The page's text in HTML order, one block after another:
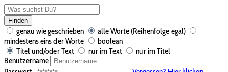
Finden
genau wie geschrieben
alle Worte (Reihenfolge egal)
mindestens eins der Worte
boolean
Titel und/oder Text
nur im Text
nur im Titel
Benutzername